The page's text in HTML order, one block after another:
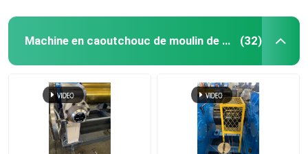
Machine en caoutchouc de moulin de mélange (32)